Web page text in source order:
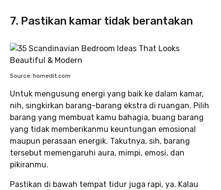
7. Pastikan kamar tidak berantakan
Source: homedit.com
Untuk mengusung energi yang baik ke dalam kamar,
nih, singkirkan barang-barang ekstra di ruangan. Pilih
barang yang membuat kamu bahagia, buang barang
yang tidak memberikanmu keuntungan emosional
maupun perasaan energik. Takutnya, sih, barang
tersebut memengaruhi aura, mimpi, emosi, dan
pikiranmu.
Pastikan di bawah tempat tidur juga rapi, ya. Kalau